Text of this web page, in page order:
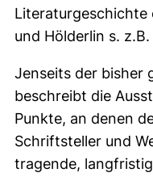
Literaturgeschichte
und Hölderlin s.
Jenseits der bisher
beschreibt die
Punkte, an denen
Schriftsteller und
tragende,